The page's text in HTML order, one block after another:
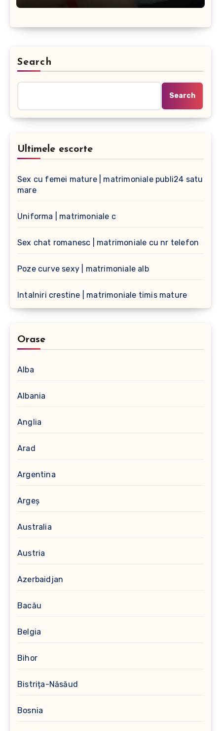
Search
Search
Ultimele escorte
Sex cu femei mature | matrimoniale publi24 satu
mare
Uniforma | matrimoniale c
Sex chat romanesc | matrimoniale cu nr telefon
Poze curve sexy | matrimoniale alb
Intalniri crestine | matrimoniale timis mature
Orase
Alba
Albania
Anglia
Arad
Argentina
Argeș
Australia
Austria
Azerbaidjan
Bacău
Belgia
Bihor
Bistrița-Năsăud
Bosnia